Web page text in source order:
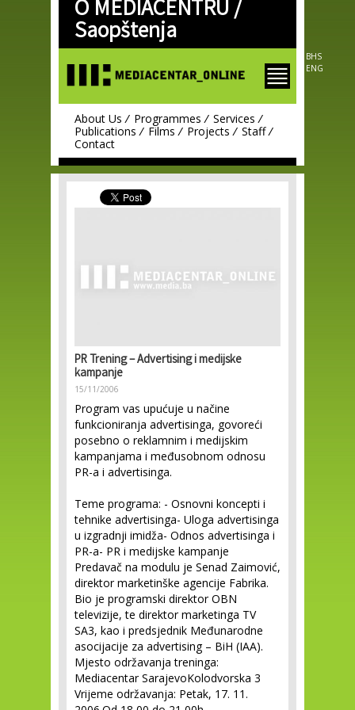
Skip to
main
content
O MEDIACENTRU /
Saopštenja
BHS
ENG
About Us Programmes
Services
Publications
Films Projects
Staff
Contact
PR Trening – Advertising i medijske
kampanje
15/11/2006
Program vas upućuje u načine
funkcioniranja advertisinga, govoreći
posebno o reklamnim i medijskim
kampanjama i međusobnom odnosu
PR-a i advertisinga.
Teme programa: - Osnovni koncepti i
tehnike advertisinga- Uloga advertisinga
u izgradnji imidža- Odnos advertisinga i
PR-a- PR i medijske kampanje
Predavač na modulu je Senad Zaimović,
direktor marketinške agencije Fabrika.
Bio je programski direktor OBN
televizije, te direktor marketinga TV
SA3, kao i predsjednik Međunarodne
asocijacije za advertising – BiH (IAA).
Mjesto održavanja treninga:
Mediacentar SarajevoKolodvorska 3
Vrijeme održavanja: Petak, 17. 11.